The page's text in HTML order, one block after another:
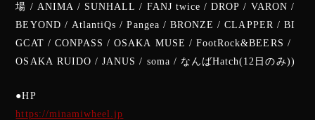
場 / ANIMA / SUNHALL / FANJ twice / DROP / VARON /
BEYOND / AtlantiQs / Pangea / BRONZE / CLAPPER / BI
GCAT / CONPASS / OSAKA MUSE / FootRock&BEERS /
OSAKA RUIDO / JANUS / soma / なんばHatch(12日のみ))
●HP
https://minamiwheel.jp